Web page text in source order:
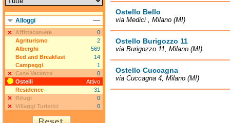
Ostello Bello
via Medici , Milano (MI)
Ostello Burigozzo 11
via Burigozzo 11, Milano (MI)
Ostello Cuccagna
via Cuccagna 4, Milano (MI)
Alloggi
Affittacamere
0
Agriturismo
2
Alberghi
569
Bed and Breakfast
14
Campeggi
1
Case Vacanza
0
Ostelli
Attivo
Residence
31
Rifugi
0
Villaggi Turistici
0